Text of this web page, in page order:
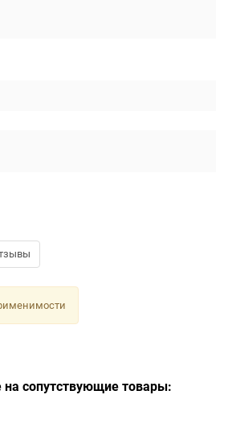
на сопутствующие товары: